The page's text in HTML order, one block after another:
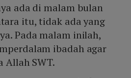
ada di malam bulan
itu, tidak ada yang
Pada malam inilah,
ibadah agar
Allah SWT.